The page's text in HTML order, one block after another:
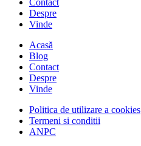
Despre
Vinde
Acasă
Blog
Contact
Despre
Vinde
Politica de utilizare a cookies
Termeni si conditii
ANPC